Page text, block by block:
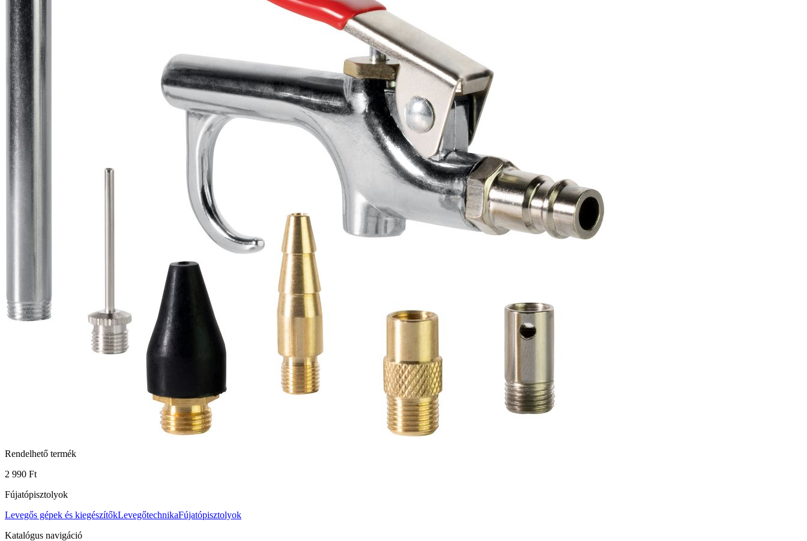
Rendelhető termék
2 990 Ft
Fújatópisztolyok
Levegős gépek és kiegészítőkLevegőtechnikaFújatópisztolyok
Katalógus navigáció